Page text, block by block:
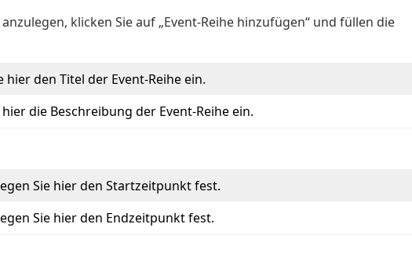
klicken Sie auf „Event-Reihe hinzufügen“ und füllen die
hier den Titel der Event-Reihe ein.
hier die Beschreibung der Event-Reihe ein.
Sie hier den Startzeitpunkt fest.
Sie hier den Endzeitpunkt fest.